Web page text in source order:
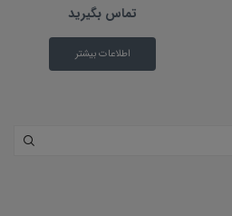
تماس بگیرید
اطلاعات بیشتر